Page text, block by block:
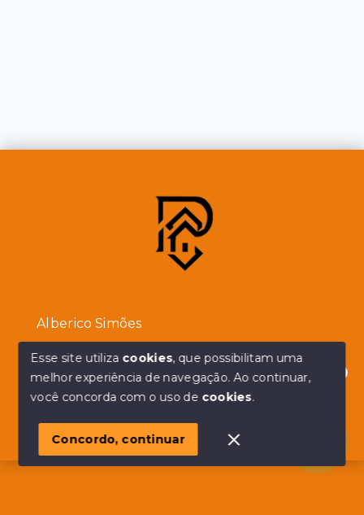
Olá! em posso ajudar?
Alberico Simões
Ver e-mail
Consultor imobiliário
CRECI:182315-F
Esse site utiliza cookies, que possibilitam uma
melhor experiência de navegação.Ao continuar,
você concorda com o uso de cookies.
Concordo, continuar